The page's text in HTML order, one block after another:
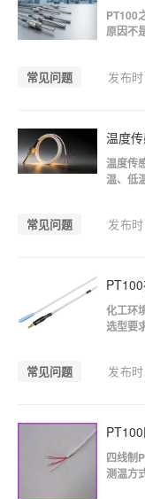
PT100
原因不
案，但
常见问题 发布
温度
温度传
温、低
精度等
常见问题 发布
化工环
选型要
程案例
常见问题 发布
四线制
测温方